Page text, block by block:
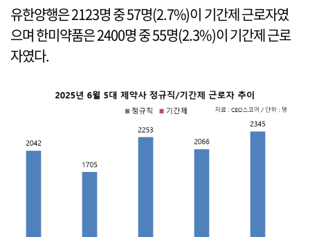
유한양행은 2123명 중 57명(2.7%)이 기간제 근로자였
으며 한미약품은 2400명 중 55명(2.3%)이 기간제 근로
자였다.